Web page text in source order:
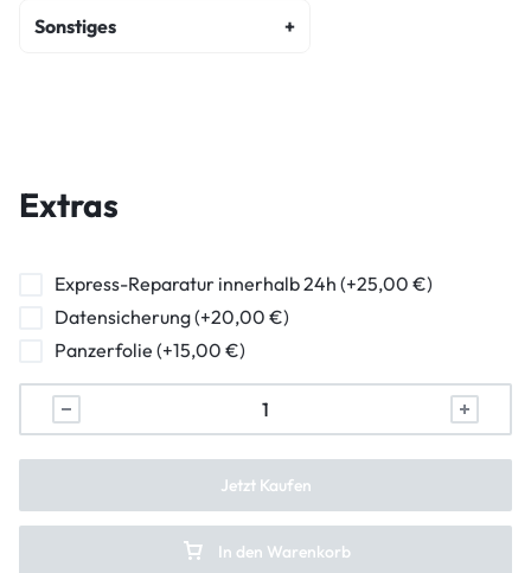
Fehlerdiagnose
Sonstiges
Powerbutton Reparatur
Ladebuchse Raparatur
Kopfhörerbuchse Reparatur
Lautsprecher Reparatur
Extras
Express-Reparatur innerhalb 24h (+25,00 €)
Datensicherung (+20,00 €)
Panzerfolie (+15,00 €)
In den Warenkorb
Jetzt Kaufen